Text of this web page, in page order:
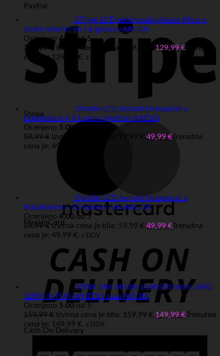
PayPal
Stripe
MasterCard
Cash On Delivery
27 iger LCD elektronski pikado 69cm v
leseni omarici do 16 igralcev AKCIJA
Ocenjeno 4.67
od 5
149,99€ Izvirna cena je bila: 149,99 €.129,99 € Trenutna
cena je: 129,99 €. z DDV
Otroški LCD instant fotoaparat s
tiskalnikom + 3 trakovi vijoličen AKCIJA
Ocenjeno 5.00od 5
59,99€ Izvirna cena je bila: 59,99 €. 49,99 €Trenutna
cena je: 49,99 €.
Otroški LCD instant fotoaparat s
tiskalnikom + 10 trakovi roza AKCIJA
Ocenjeno 4.00 od 5
59,99€ Izvirna cena je bila: 59,99 €.49,99 €Trenutna
cena je: 49,99 €. z DDV
100W 2Ah otroški električni skiro 50KG
12KM/h FUN WHEELS roza AKCIJA
Ocenjeno 5.00 od 5
159,99€ Izvirna cena je bila: 159,99 €.149,99 €Trenutna
cena je: 149,99 €. z DDV